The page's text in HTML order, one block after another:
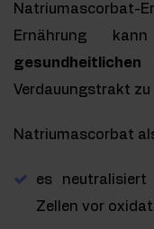
Ernährung
gesundheitlichen
Verdauungstrakt zu
Natriumascorbat
es
Zellen vor